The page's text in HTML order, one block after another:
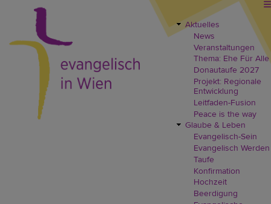
EVW
Header
Menü
Aktuelles
News
Veranstaltungen
Thema: Ehe Für Alle
Donautaufe 2027
Projekt: Regionale
Entwicklung
Leitfaden-Fusion
Peace is the way
Glaube & Leben
Evangelisch-Sein
Evangelisch Werden
Taufe
Konfirmation
Hochzeit
Beerdigung